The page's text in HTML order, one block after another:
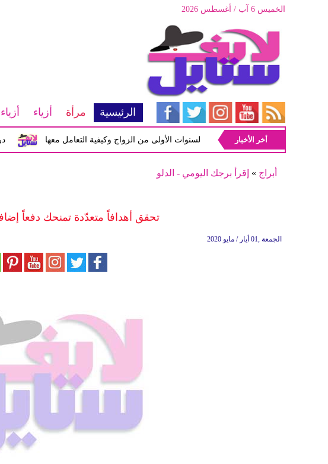
الخميس 6 آب / أغسطس 2026
الرئيسية مرأة أزياء
دراسة أبرز المشاكل شيوعاً في السنوات الأولى من الزواج وكيفية التعامل معها
أخر الأخبار
أبراج » إقرأ برجك اليومي - الدلو
تحقق أهدافاً متعدّدة تمنحك دفعاً
الجمعة ,01 أيار / مايو 2020